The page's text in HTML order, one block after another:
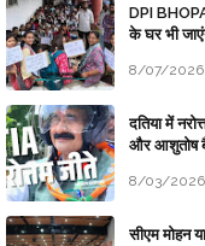
DPI
के घर भी
8/07/2026
दतिया में
और आशुतोष
8/03/2026
सीएम मोहन